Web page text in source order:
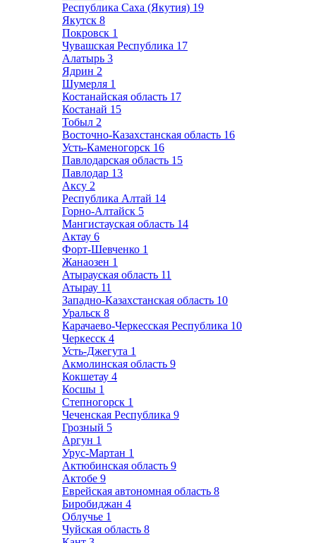
Республика Саха (Якутия) 19
Якутск 8
Покровск 1
Чувашская Республика 17
Алатырь 3
Ядрин 2
Шумерля 1
Костанайская область 17
Костанай 15
Тобыл 2
Восточно-Казахстанская область 16
Усть-Каменогорск 16
Павлодарская область 15
Павлодар 13
Аксу 2
Республика Алтай 14
Горно-Алтайск 5
Мангистауская область 14
Актау 6
Форт-Шевченко 1
Жанаозен 1
Атырауская область 11
Атырау 11
Западно-Казахстанская область 10
Уральск 8
Карачаево-Черкесская Республика 10
Черкесск 4
Усть-Джегута 1
Акмолинская область 9
Кокшетау 4
Косшы 1
Степногорск 1
Чеченская Республика 9
Грозный 5
Аргун 1
Урус-Мартан 1
Актюбинская область 9
Актобе 9
Еврейская автономная область 8
Биробиджан 4
Облучье 1
Чуйская область 8